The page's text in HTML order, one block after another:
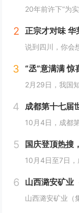
2
3 “丞”意满满
4 成都第十七届
5 国庆登顶热搜
6